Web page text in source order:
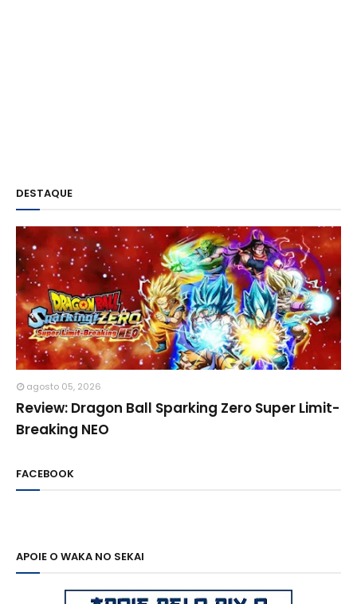
DESTAQUE
agosto 05, 2026
Review: Dragon Ball Sparking Zero Super Limit-
Breaking NEO
FACEBOOK
APOIE O WAKA NO SEKAI